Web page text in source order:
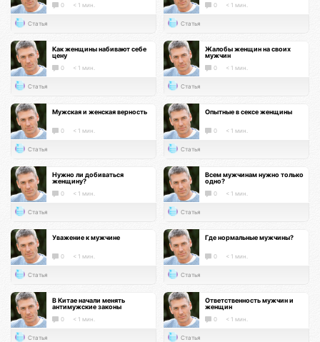
0 < 1 мин.
Статья
0 < 1 мин.
Статья
Как женщины набивают себе
цену
0 < 1 мин.
Статья
Жалобы женщин на своих
мужчин
0 < 1 мин.
Статья
Мужская и женская верность
0 < 1 мин.
Статья
Опытные в сексе женщины
0 < 1 мин.
Статья
Нужно ли добиваться
женщину?
0 < 1 мин.
Статья
Всем мужчинам нужно только
одно?
0 < 1 мин.
Статья
Уважение к мужчине
0 < 1 мин.
Статья
Где нормальные мужчины?
0 < 1 мин.
Статья
В Китае начали менять
антимужские законы
0 < 1 мин.
Статья
Ответственность мужчин и
женщин
0 < 1 мин.
Статья